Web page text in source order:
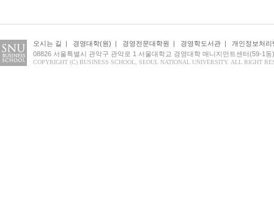
오시는 길 | 경영대학(원) | 경영전문대학원 | 경영학도서관 | 개인정보처리
08826 서울특별시 관악구 관악로 1 서울대학교 경영대학 매니지먼트센터(59-1
COPYRIGHT (C) BUSINESS SCHOOL, SEOUL NATIONAL UNIVERSITY. ALL RIGHT